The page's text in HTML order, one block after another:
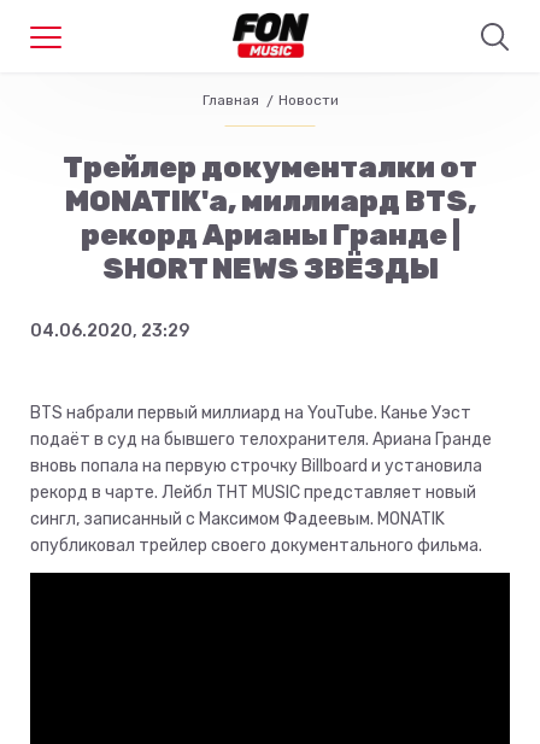
Главная Новости
Трейлер документалки от
MONATIK'а, миллиард BTS,
рекорд Арианы Гранде |
SHORT NEWS ЗВЁЗДЫ
04.06.2020, 23:29
BTS набрали первый миллиард на YouTube. Канье Уэст
подаёт в суд на бывшего телохранителя. Ариана Гранде
вновь попала на первую строчку Billboard и установила
рекорд в чарте. Лейбл ТНТ MUSIC представляет новый
сингл, записанный с Максимом Фадеевым. MONATIK
опубликовал трейлер своего документального фильма.